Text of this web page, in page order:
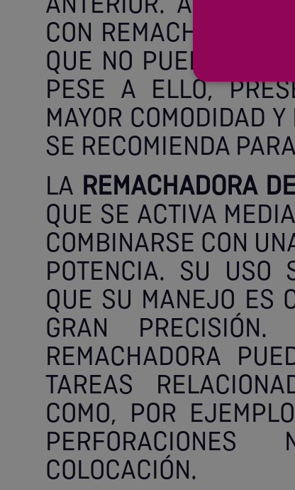
CON REMACHES DE
QUE NO PUEDE
PESE A ELLO,
MAYOR COMODIDAD
SE RECOMIENDA
LA REMACHADORA
QUE SE ACTIVA
COMBINARSE CON
POTENCIA. SU USO
QUE SU MANEJO ES
GRAN
REMACHADORA
TAREAS
COMO, POR
COLOCACIÓN.